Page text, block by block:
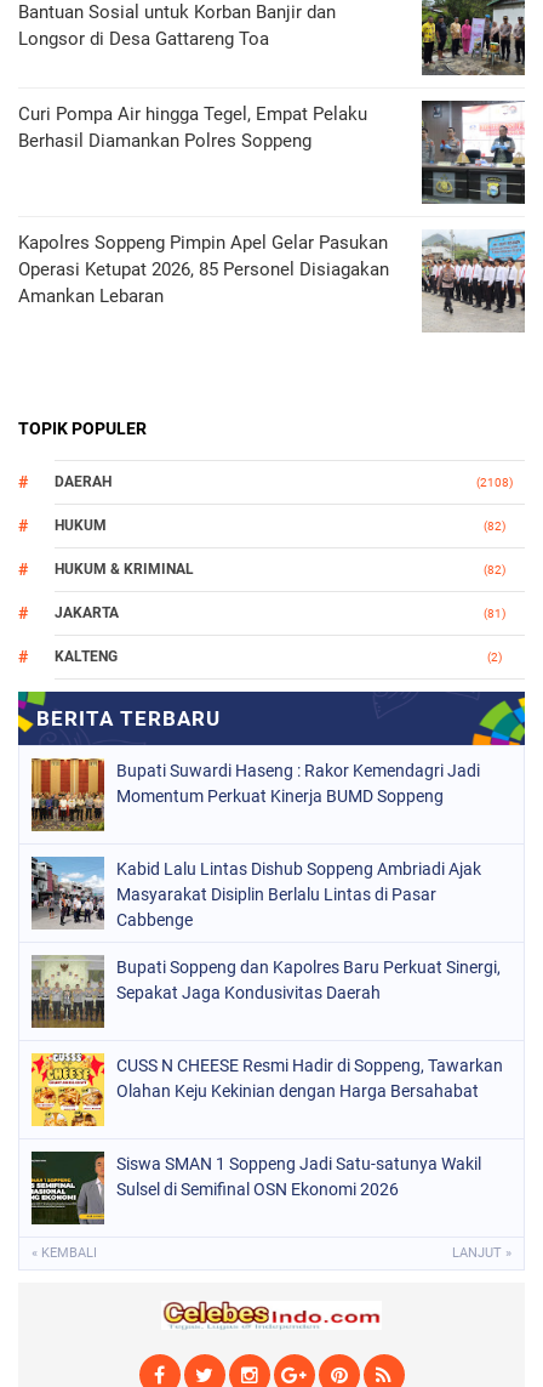
Bantuan Sosial untuk Korban Banjir dan
Longsor di Desa Gattareng Toa
Curi Pompa Air hingga Tegel, Empat Pelaku
Berhasil Diamankan Polres Soppeng
Kapolres Soppeng Pimpin Apel Gelar Pasukan
Operasi Ketupat 2026, 85 Personel Disiagakan
Amankan Lebaran
TOPIK POPULER
DAERAH (2108)
HUKUM (82)
HUKUM & KRIMINAL (82)
JAKARTA (81)
KALTENG (2)
(147)
NASIONAL (1021)
ORGANISASI
PERISTIWA
POLITIK (220)
POLRI
SOPPENG (1889)
SULSEL
Bupati Suwardi Haseng : Rakor Kemendagri Jadi
Momentum Perkuat Kinerja BUMD Soppeng
Kabid Lalu Lintas Dishub Soppeng Ambriadi Ajak
Masyarakat Disiplin Berlalu Lintas di Pasar
Cabbenge
Bupati Soppeng dan Kapolres Baru Perkuat Sinergi,
Sepakat Jaga Kondusivitas Daerah
CUSS N CHEESE Resmi Hadir di Soppeng, Tawarkan
Olahan Keju Kekinian dengan Harga Bersahabat
Siswa SMAN 1 Soppeng Jadi Satu-satunya Wakil
Sulsel di Semifinal OSN Ekonomi 2026
« KEMBALI LANJUT »